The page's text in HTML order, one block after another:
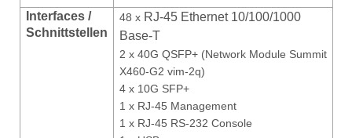
Interfaces /
Schnittstellen
48 x RJ-45 Ethernet 10/100/1000
Base-T
2 x 40G QSFP+ (Network Module Summit
X460-G2 vim-2q)
4 x 10G SFP+
1 x RJ-45 Management
1 x RJ-45 RS-232 Console